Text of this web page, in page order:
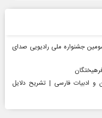
جشنواره ملی رادیویی صدای
و ادبیات فارسی | تشریح دلایل